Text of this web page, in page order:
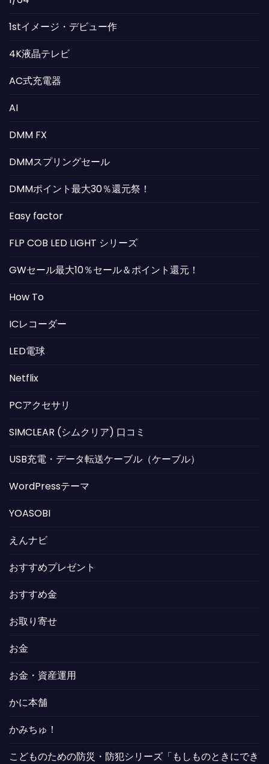
1stイメージ・デビュー作
4K液晶テレビ
AC式充電器
AI
DMM FX
DMMスプリングセール
DMMポイント最大30％還元祭！
Easy factor
FLP COB LED LIGHT シリーズ
GWセール最大10％セール＆ポイント還元！
How To
ICレコーダー
LED電球
Netflix
PCアクセサリ
SIMCLEAR (シムクリア) 口コミ
USB充電・データ転送ケーブル（ケーブル）
WordPressテーマ
YOASOBI
えんナビ
おすすめプレゼント
おすすめ金
お取り寄せ
お金
お金・資産運用
かに本舗
かみちゅ！
こどものための防災・防犯シリーズ「もしものときにでき